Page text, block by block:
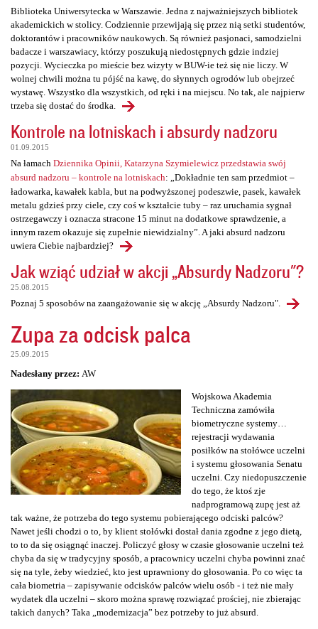
Biblioteka Uniwersytecka w Warszawie. Jedna z najważniejszych bibliotek
akademickich w stolicy. Codziennie przewijają się przez nią setki studentów,
doktorantów i pracowników naukowych. Są również pasjonaci, samodzielni
badacze i warszawiacy, którzy poszukują niedostępnych gdzie indziej
pozycji. Wycieczka po mieście bez wizyty w BUW-ie też się nie liczy. W
wolnej chwili można tu pójść na kawę, do słynnych ogrodów lub obejrzeć
wystawę. Wszystko dla wszystkich, od ręki i na miejscu. No tak, ale najpierw
trzeba się dostać do środka.
Kontrole na lotniskach i absurdy nadzoru
01.09.2015
Na łamach Dziennika Opinii, Katarzyna Szymielewicz przedstawia swój
absurd nadzoru – kontrole na lotniskach: „Dokładnie ten sam przedmiot –
ładowarka, kawałek kabla, but na podwyższonej podeszwie, pasek, kawałek
metalu gdzieś przy ciele, czy coś w kształcie tuby – raz uruchamia sygnał
ostrzegawczy i oznacza stracone 15 minut na dodatkowe sprawdzenie, a
innym razem okazuje się zupełnie niewidzialny”. A jaki absurd nadzoru
uwiera Ciebie najbardziej?
Jak wziąć udział w akcji „Absurdy Nadzoru"?
25.08.2015
Poznaj 5 sposobów na zaangażowanie się w akcję „Absurdy Nadzoru".
Zupa za odcisk palca
25.09.2015
Nadesłany przez: AW
Wojskowa Akademia
Techniczna zamówiła
biometryczne systemy…
rejestracji wydawania
posiłków na stołówce uczelni
i systemu głosowania Senatu
uczelni. Czy niedopuszczenie
do tego, że ktoś zje
nadprogramową zupę jest aż
tak ważne, że potrzeba do tego systemu pobierającego odciski palców?
Nawet jeśli chodzi o to, by klient stołówki dostał dania zgodne z jego dietą,
to to da się osiągnąć inaczej. Policzyć głosy w czasie głosowanie uczelni też
chyba da się w tradycyjny sposób, a pracownicy uczelni chyba powinni znać
się na tyle, żeby wiedzieć, kto jest uprawniony do głosowania. Po co więc ta
cała biometria – zapisywanie odcisków palców wielu osób - i też nie mały
wydatek dla uczelni – skoro można sprawę rozwiązać prościej, nie zbierając
takich danych? Taka „modernizacja” bez potrzeby to już absurd.